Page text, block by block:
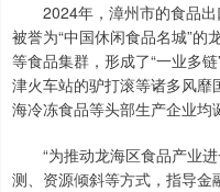
2024年，漳州市的食品出
被誉为“中国休闲食品名城”的
等食品集群，形成了“一业多
津火车站的驴打滚等诸多风
海冷冻食品等头部生产企业均
“为推动龙海区食品产业进
测、资源倾斜等方式，指导